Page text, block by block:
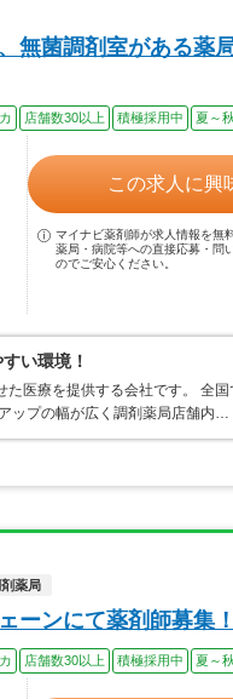
無菌調剤室がある薬
店舗数30以上 積極採用中 夏～
この求人に興
マイナビ薬剤師が求人情報を無
薬局・病院等への直接応募・問
のでご安心ください。
い環境！
医療を提供する会社です。 全
ップの幅が広く調剤薬局店舗内…
薬局
ーンにて薬剤師募集！
店舗数30以上 積極採用中 夏～